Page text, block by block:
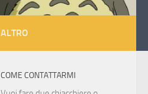
ALTRO
COME CONTATTARMI